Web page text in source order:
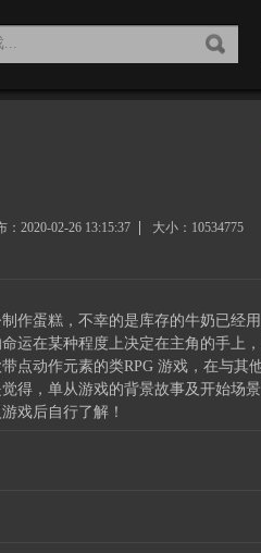
： 2020-02-26 13:15:37 大小： 10534775
作蛋糕，不幸的是库存的牛奶已经
运在某种程度上决定在主角的手上
动作元素的类RPG 游戏，在与其
得，单从游戏的背景故事及开始场
戏后自行了解！